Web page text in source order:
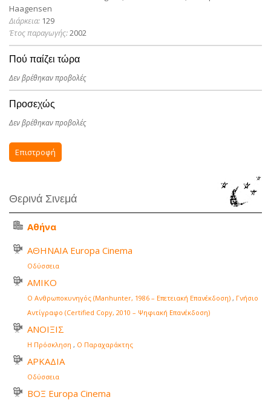
Haagensen
Διάρκεια: 129
Έτος παραγωγής:2002
Πού παίζει τώρα
Δεν βρέθηκαν προβολές
Προσεχώς
Δεν βρέθηκαν προβολές
Επιστροφή
Θερινά Σινεμά
Αθήνα
ΑΘΗΝΑΙΑ Europa Cinema
Οδύσσεια
ΑΜΙΚΟ
Ο Ανθρωποκυνηγός (Manhunter, 1986 – Επετειακή Επανέκδοση) , Γνήσιο
Αντίγραφο (Certified Copy, 2010 – Ψηφιακή Επανέκδοση)
ΑΝΟΙΞΙΣ
Η Πρόσκληση , Ο Παραχαράκτης
ΑΡΚΑΔΙΑ
Οδύσσεια
ΒΟΞ Europa Cinema